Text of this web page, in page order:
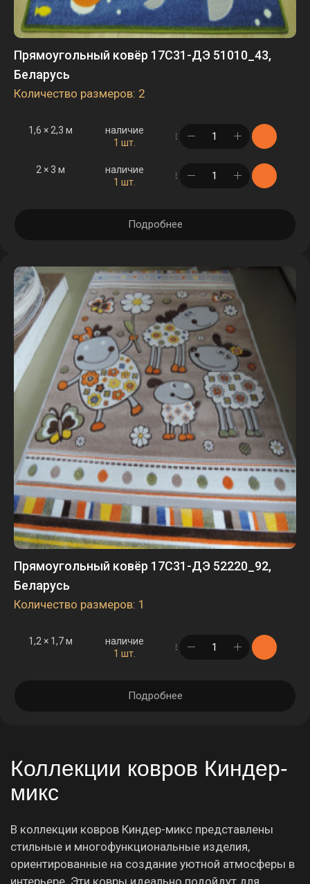
Прямоугольный ковёр 17С31-ДЭ 51010_43,
Беларусь
Количество размеров: 2
1,6 × 2,3 м
наличие
1 шт.
в корзине
2 × 3 м
наличие
1 шт.
в корзине
Подробнее
Прямоугольный ковёр 17С31-ДЭ 52220_92,
Беларусь
Количество размеров: 1
1,2 × 1,7 м
наличие
1 шт.
в корзине
Подробнее
Коллекции ковров Киндер-
микс
В коллекции ковров Киндер-микс представлены
стильные и многофункциональные изделия,
ориентированные на создание уютной атмосферы в
интерьере. Эти ковры идеально подойдут для